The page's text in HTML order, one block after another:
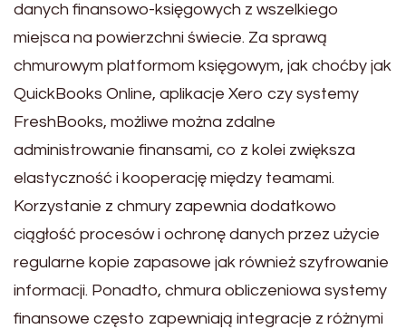
danych finansowo-księgowych z wszelkiego
miejsca na powierzchni świecie. Za sprawą
chmurowym platformom księgowym, jak choćby jak
QuickBooks Online, aplikacje Xero czy systemy
FreshBooks, możliwe można zdalne
administrowanie finansami, co z kolei zwiększa
elastyczność i kooperację między teamami.
Korzystanie z chmury zapewnia dodatkowo
ciągłość procesów i ochronę danych przez użycie
regularne kopie zapasowe jak również szyfrowanie
informacji. Ponadto, chmura obliczeniowa systemy
finansowe często zapewniają integracje z różnymi